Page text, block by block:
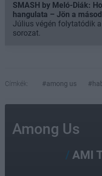
SMASH by Meló-Diák:
hangulata – Jön a
Július végén folytatódik
sorozat.
Címkék: #among us
Among Us
AMI